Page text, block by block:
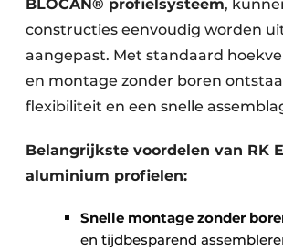
BLOCAN® profielsysteem,
constructies eenvoudig worden
aangepast. Met standaard
en montage zonder boren
flexibiliteit en een snelle
Belangrijkste voordelen van RK
aluminium profielen:
Snelle montage zonder
en tijdbesparend